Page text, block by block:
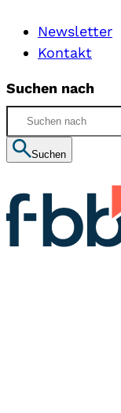
Newsletter
Kontakt
Suchen nach
Suchen